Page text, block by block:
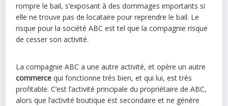
rompre le bail, s’exposant à des dommages importants si
elle ne trouve pas de locataire pour reprendre le bail. Le
risque pour la société ABC est tel que la compagnie risque
de cesser son activité.
La compagnie ABC a une autre activité, et opère un autre
commerce qui fonctionne très bien, et qui lui, est très
profitable. C’est l’activité principale du propriétaire de ABC,
alors que l’activité boutique est secondaire et ne génère